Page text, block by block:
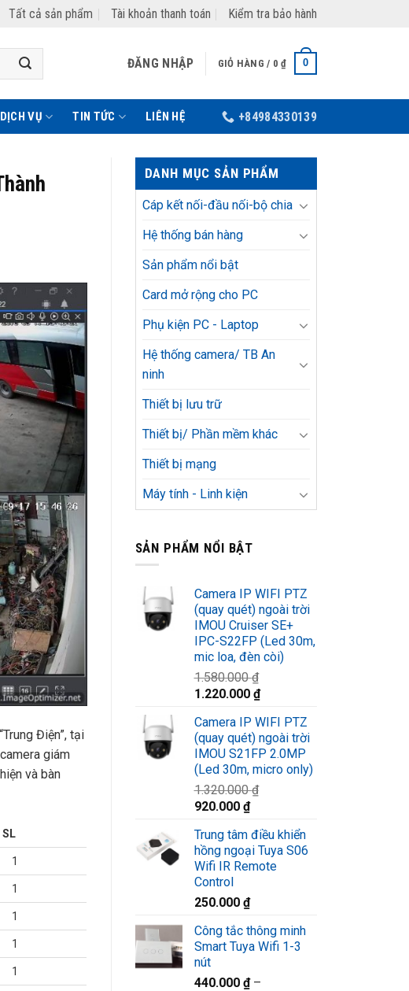
Tất cả sản phẩm Tài khoản thanh toán Kiểm tra bảo hành
ĐĂNG NHẬP GIỎ HÀNG / 0₫ 0
DỊCH VỤ TIN TỨC LIÊN HỆ +84984330139
Điện”, tại
giám
và bàn
SL
1
1
1
1
1
DANH MỤC SẢN PHẨM
Cáp kết nối-đầu nối-bộ chia
Hệ thống bán hàng
Sản phẩm nổi bật
Card mở rộng cho PC
Phụ kiện PC - Laptop
Hệ thống camera/ TB An
ninh
Thiết bị lưu trữ
Thiết bị/ Phần mềm khác
Thiết bị mạng
Máy tính - Linh kiện
SẢN PHẨM NỔI BẬT
Camera IP WIFI PTZ
(quay quét) ngoài trời
IMOU Cruiser SE+
IPC-S22FP (Led 30m,
mic loa, đèn còi)
1.580.000₫
Giá
là:
1.580.000 ₫.
1.220.000 ₫Giá
tại
là:
1.220.000 ₫.
Camera IP WIFI PTZ
(quay quét) ngoài trời
IMOU S21FP 2.0MP
(Led 30m, micro only)
1.320.000₫
Giá
là:
1.320.000 ₫.
920.000 ₫Giá
tại
là:
920.000 ₫.
Trung tâm điều khiển
hồng ngoại Tuya S06
Wifi IR Remote
Control
250.000 ₫
Công tắc thông minh
Smart Tuya Wifi 1-3
nút
440.000 ₫–